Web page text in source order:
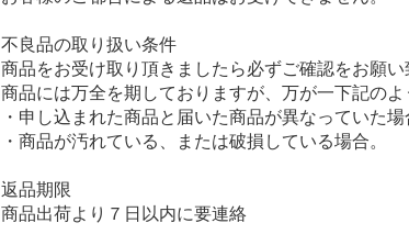
不良品の取り扱い条件
商品をお受け取り頂きましたら必ずご確認をお願い
商品には万全を期しておりますが、万が一下記の
・申し込まれた商品と届いた商品が異なっていた場
・商品が汚れている、または破損している場合。
返品期限
商品出荷より７日以内に要連絡